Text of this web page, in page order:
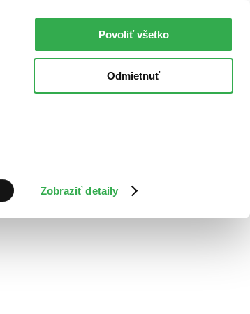
Zobraziť detaily
Povoliť všetko
Odmietnuť